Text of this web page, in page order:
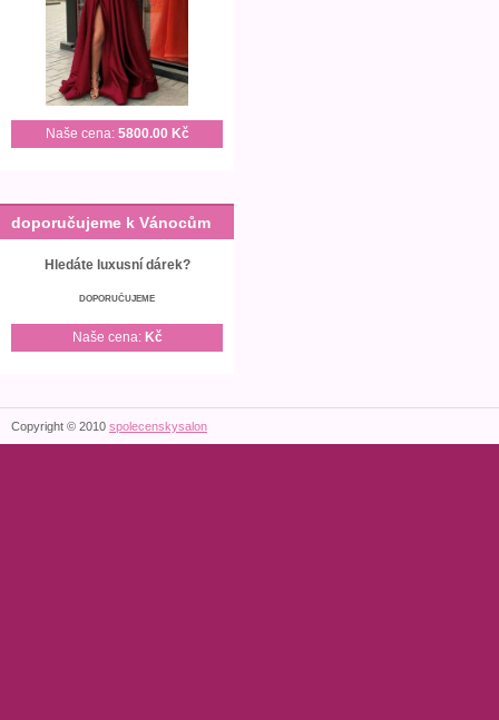
Naše cena: 5800.00 Kč
doporučujeme k Vánocům
Hledáte luxusní dárek?
DOPORUČUJEME
Naše cena: Kč
Copyright © 2010 spolecenskysalon